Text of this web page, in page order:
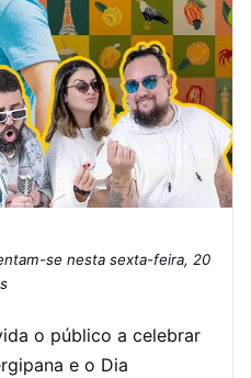
se nesta sexta-feira, 20
o público a celebrar
e o Dia